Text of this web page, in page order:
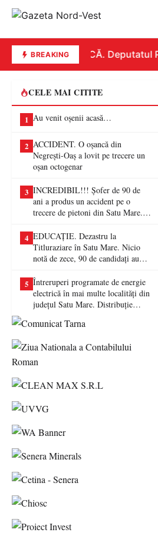
BREAKINGREPLICĂ. Deputatul
CELE MAI CITITE
1 Au venit oșenii acasă…
2 ACCIDENT. O oșancă din
Negrești-Oaș a lovit pe trecere un
oșan octogenar
3 INCREDIBIL!!! Șofer de 90 de
ani a produs un accident pe o
trecere de pietoni din Satu Mare. O
4 EDUCAȚIE. Dezastru la
Titluraziare în Satu Mare. Nicio
notă de zece, 90 de candidați au
5 Întreruperi programate de energie
electrică în mai multe localități din
județul Satu Mare. Distribuție
lucrări la rețea